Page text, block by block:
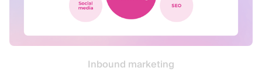
Inbound marketing